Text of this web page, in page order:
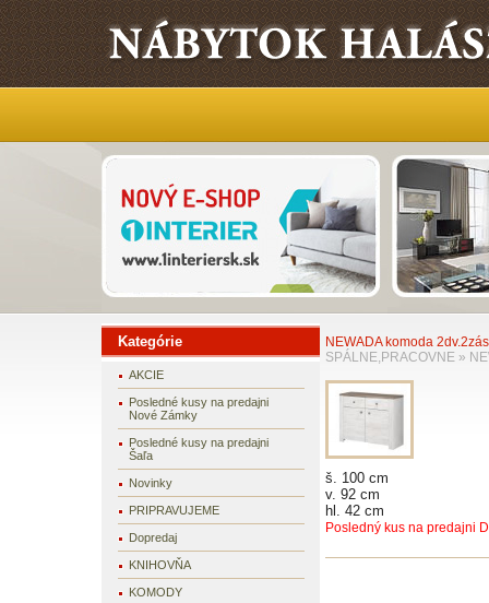
Kategórie
AKCIE
Posledné kusy na predajni
Nové Zámky
Posledné kusy na predajni
Šaľa
Novinky
PRIPRAVUJEME
Dopredaj
KNIHOVŇA
KOMODY
NEWADA komoda
SPÁLNE,PRACOVNE»
š. 100 cm
v. 92 cm
hl. 42 cm
Posledný kus na predajni